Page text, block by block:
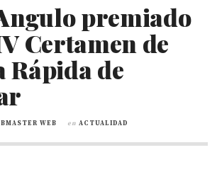
premiado
Certamen de
de
WEB en ACTUALIDAD